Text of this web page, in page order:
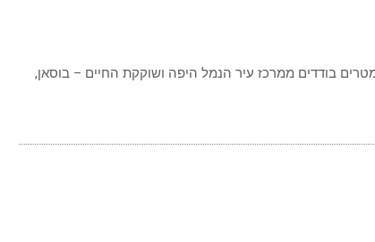
בודדים ממרכז עיר הנמל היפה ושוקקת החיים – בוסאן,